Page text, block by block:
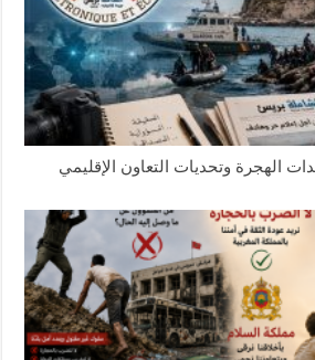
الهجرة وتحديات التعاون الإقليمي